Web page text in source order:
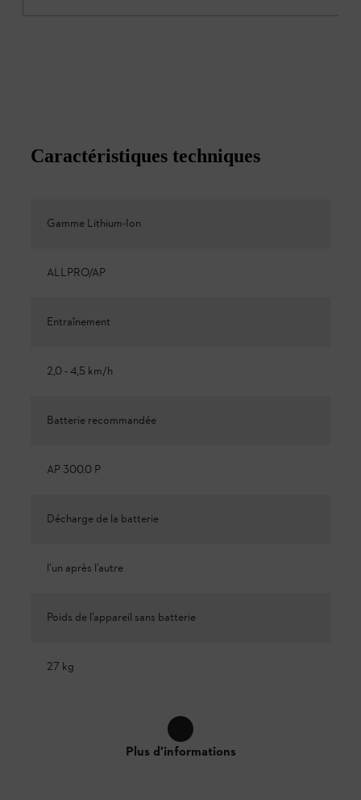
Caractéristiques techniques
Gamme Lithium-Ion
ALLPRO/AP
Entraînement
2,0 - 4,5 km/h
Batterie recommandée
AP 300.0 P
Décharge de la batterie
l’un après l’autre
Poids de l’appareil sans batterie
27 kg
Plus d'informations